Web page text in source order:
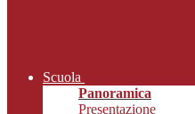
Scuola
Panoramica
Presentazione